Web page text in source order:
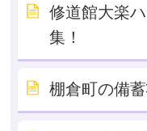
修道館大楽
集！
棚倉町の備